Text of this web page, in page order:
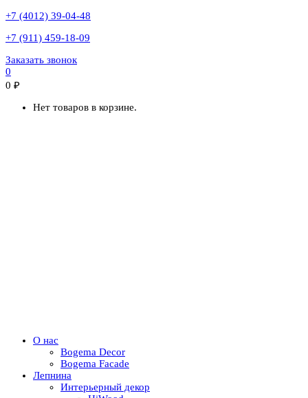
+7 (4012) 39-04-48
+7 (911) 459-18-09
Заказать звонок
0
0 ₽
Нет товаров в корзине.
О нас
Bogema Decor
Bogema Facade
Лепнина
Интерьерный декор